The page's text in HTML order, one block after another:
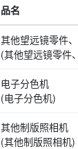
品名
其他望远镜零件
(其他望远镜零件
电子分色机
(电子分色机)
其他制版照相机
(其他制版照相机)